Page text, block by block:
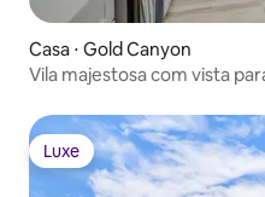
Casa ⋅ Gold Canyon
Vila majestosa com vista
Luxe
Luxe